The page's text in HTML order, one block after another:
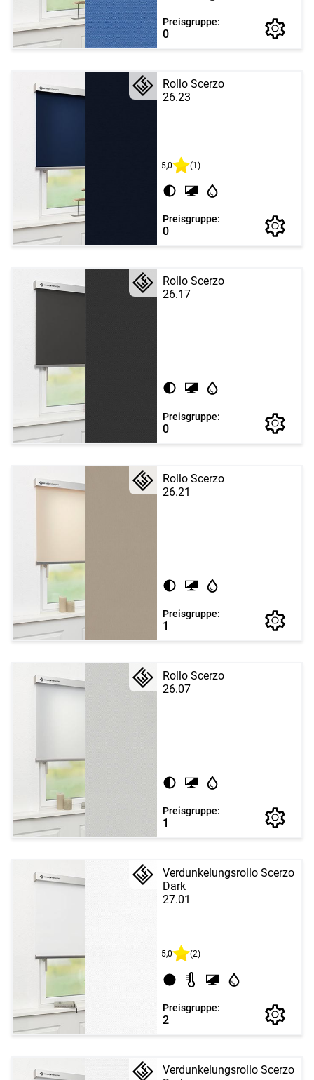
Preisgruppe:
0
Rollo Scerzo
26.23
5,0 (1)
Preisgruppe:
0
Rollo Scerzo
26.17
Preisgruppe:
0
Rollo Scerzo
26.21
Preisgruppe:
1
Rollo Scerzo
26.07
Preisgruppe:
1
Verdunkelungsrollo Scerzo
Dark
27.01
5,0 (2)
Preisgruppe:
2
Verdunkelungsrollo Scerzo